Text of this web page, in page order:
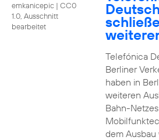
emkanicepic | CC0
1.0, Ausschnitt
bearbeitet
Telefónica
Berliner
haben in
weiteren
Bahn-
dem